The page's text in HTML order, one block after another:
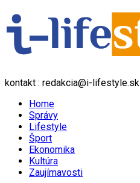
kontakt : redakcia@i-lifestyle.sk
Home
Správy
Lifestyle
Šport
Ekonomika
Kultúra
Zaujímavosti